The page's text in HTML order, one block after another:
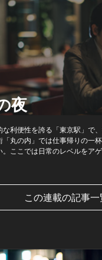
夜
利便性を誇る「東京駅」で
「丸の内」では仕事帰りの一
ここでは日常のレベルをア
この連載の記事一